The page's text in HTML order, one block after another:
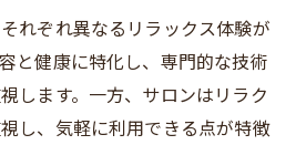
れぞれ異なるリラックス体験が
と健康に特化し、専門的な技術
します。一方、サロンはリラク
し、気軽に利用できる点が特徴